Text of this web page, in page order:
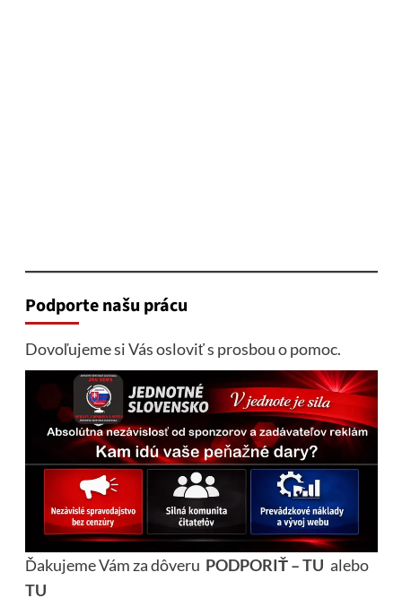
Podporte našu prácu
Dovoľujeme si Vás osloviť s prosbou o pomoc.
Ďakujeme Vám za dôveru PODPORIŤ – TU alebo
TU